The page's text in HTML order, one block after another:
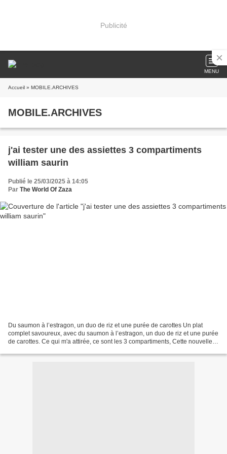
Publicité
MENU
Accueil » MOBILE.ARCHIVES
MOBILE.ARCHIVES
j'ai tester une des assiettes 3 compartiments
william saurin
Publié le 25/03/2025 à 14:05
Par The World Of Zaza
Du saumon à l’estragon, un duo de riz et une purée de carottes Un plat
complet savoureux, avec du saumon à l’estragon, un duo de riz et une purée
de carottes. Ce qui m'a attirée, ce sont les 3 compartiments, Cette nouvelle